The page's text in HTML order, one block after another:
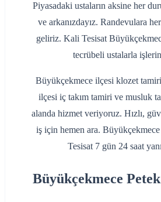
Piyasadaki ustaların aksine her
ve arkanızdayız. Randevulara
geliriz. Kali Tesisat
tecrübeli ustalarla
Büyükçekmece ilçesi klozet
ilçesi iç takım tamiri ve musluk
alanda hizmet veriyoruz. Hızlı,
iş için hemen ara. Büyükçekmece
Tesisat 7 gün 24 saat
Büyükçekmece